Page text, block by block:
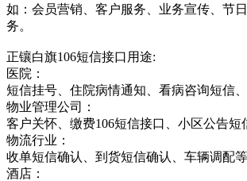
如：会员营销、客户服务、业务宣传、节
务。
正镶白旗106短信接口用途:
医院：
短信挂号、住院病情通知、看病咨询短信
物业管理公司：
客户关怀、缴费106短信接口、小区公告短
物流行业：
收单短信确认、到货短信确认、车辆调配等
酒店：